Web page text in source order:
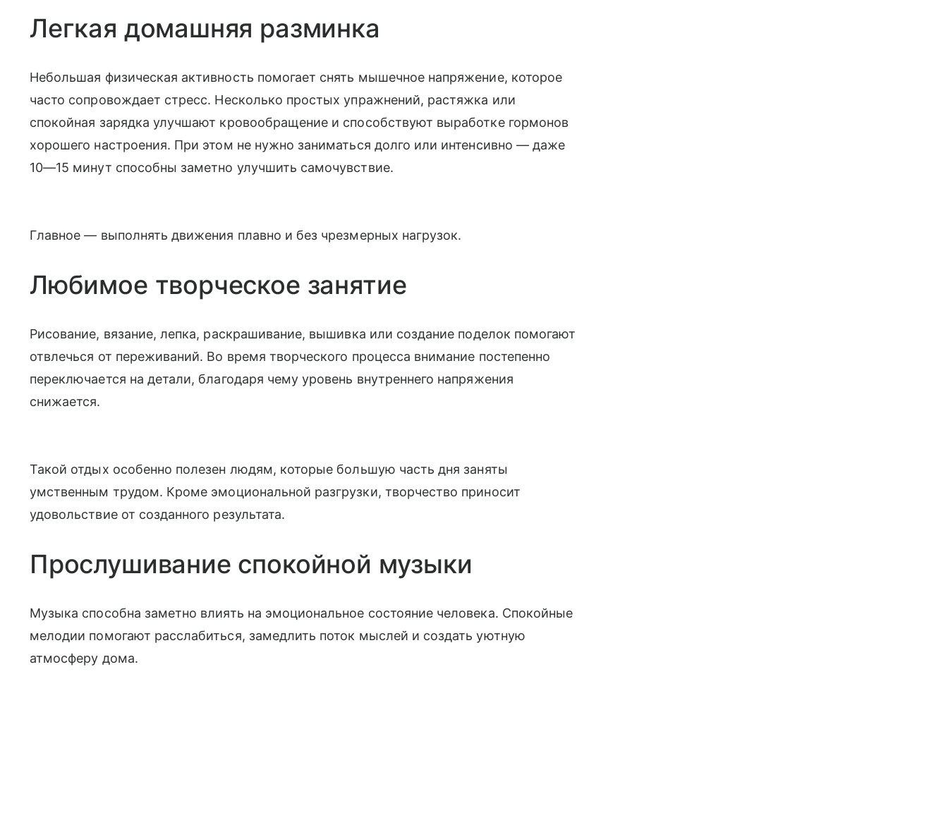
Легкая домашняя разминка
Небольшая физическая активность помогает снять мышечное напряжение, которое
часто сопровождает стресс. Несколько простых упражнений, растяжка или
спокойная зарядка улучшают кровообращение и способствуют выработке гормонов
хорошего настроения. При этом не нужно заниматься долго или интенсивно — даже
10—15 минут способны заметно улучшить самочувствие.
Главное — выполнять движения плавно и без чрезмерных нагрузок.
Любимое творческое занятие
Рисование, вязание, лепка, раскрашивание, вышивка или создание поделок помогают
отвлечься от переживаний. Во время творческого процесса внимание постепенно
переключается на детали, благодаря чему уровень внутреннего напряжения
снижается.
Такой отдых особенно полезен людям, которые большую часть дня заняты
умственным трудом. Кроме эмоциональной разгрузки, творчество приносит
удовольствие от созданного результата.
Прослушивание спокойной музыки
Музыка способна заметно влиять на эмоциональное состояние человека. Спокойные
мелодии помогают расслабиться, замедлить поток мыслей и создать уютную
атмосферу дома.